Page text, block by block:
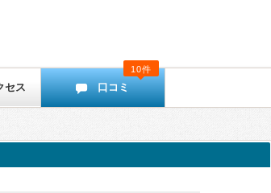
セス 口コミ
10件